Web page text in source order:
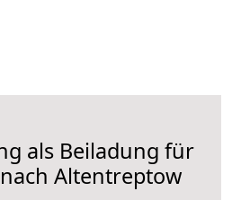
als Beiladung für
Altentreptow